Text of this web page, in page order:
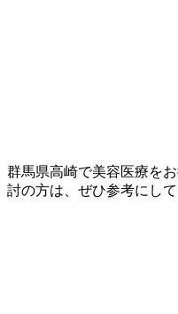
群馬県高崎で美容医療を
討の方は、ぜひ参考にして